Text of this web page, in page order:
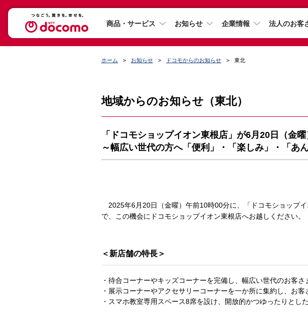
商品・サービス お知らせ 企業情報 法人のお客
ホーム お知らせ ドコモからのお知らせ 東北
地域からのお知らせ（東北）
「ドコモショップイオン東根店」が6月20日（金
～幅広い世代の方へ「便利」・「楽しみ」・「あ
2025年6月20日（金曜）午前10時00分に、「ドコモショップ
で、この機会にドコモショップイオン東根店へお越しください。
＜新店舗の特長＞
・待合コーナーやキッズコーナーを完備し、幅広い世代のお客さ
・展示コーナーやアクセサリーコーナーを一か所に集約し、お客
・スマホ教室専用スペース8席を設け、開放的かつゆったりとし